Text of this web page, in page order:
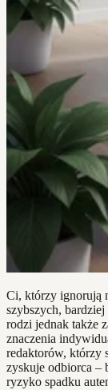
Ci, którzy ignorują
szybszych,
rodzi jednak także
znaczenia
redaktorów, którzy
zyskuje odbiorca –
ryzyko spadku